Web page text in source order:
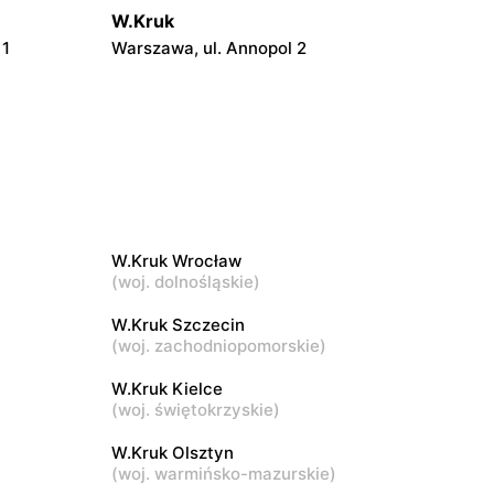
W.Kruk
Warszawa, ul. Annopol 2
Mińsk Mazowiecki, ul. Konstytucji 3 Maja
5
W.Kruk
W.Kruk Wrocław
(woj. dolnośląskie)
W.Kruk Szczecin
(woj. zachodniopomorskie)
W.Kruk Kielce
(woj. świętokrzyskie)
W.Kruk Olsztyn
(woj. warmińsko-mazurskie)